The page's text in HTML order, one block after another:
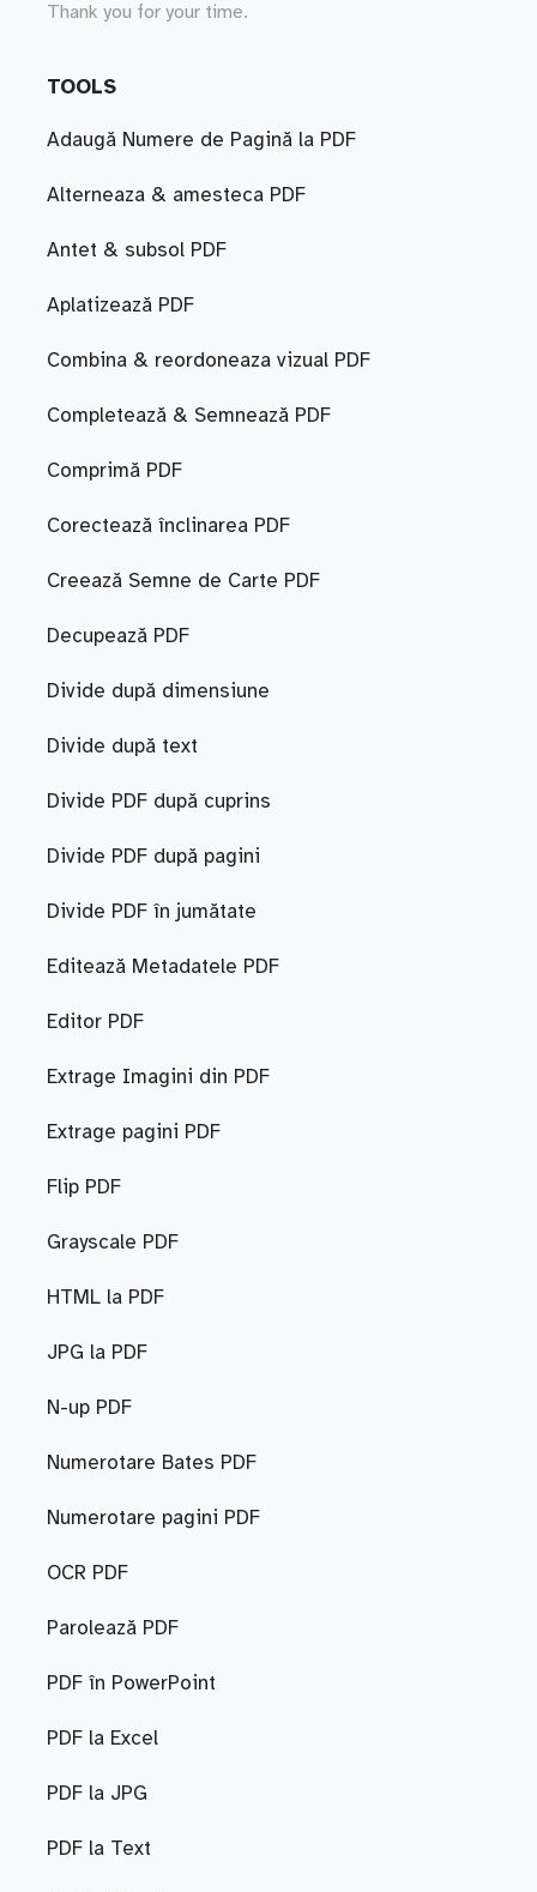
Thank you for your time.
TOOLS
Adaugă Numere de Pagină la PDF
Alterneaza & amesteca PDF
Antet & subsol PDF
Aplatizează PDF
Combina & reordoneaza vizual PDF
Completează & Semnează PDF
Comprimă PDF
Corectează înclinarea PDF
Creează Semne de Carte PDF
Decupează PDF
Divide după dimensiune
Divide după text
Divide PDF după cuprins
Divide PDF după pagini
Divide PDF în jumătate
Editează Metadatele PDF
Editor PDF
Extrage Imagini din PDF
Extrage pagini PDF
Flip PDF
Grayscale PDF
HTML la PDF
JPG la PDF
N-up PDF
Numerotare Bates PDF
Numerotare pagini PDF
OCR PDF
Parolează PDF
PDF în PowerPoint
PDF la Excel
PDF la JPG
PDF la Text